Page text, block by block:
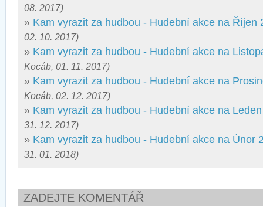
08. 2017)
» Kam vyrazit za hudbou - Hudební akce na Říjen
02. 10. 2017)
» Kam vyrazit za hudbou - Hudební akce na
Kocáb, 01. 11. 2017)
» Kam vyrazit za hudbou - Hudební akce na
Kocáb, 02. 12. 2017)
» Kam vyrazit za hudbou - Hudební akce na
31. 12. 2017)
» Kam vyrazit za hudbou - Hudební akce na Únor
31. 01. 2018)
ZADEJTE KOMENTÁŘ